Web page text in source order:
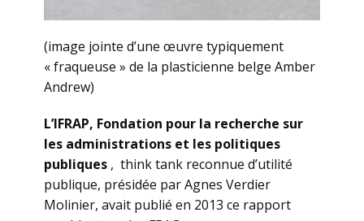
(image jointe d’une œuvre typiquement
« fraqueuse » de la plasticienne belge Amber
Andrew)
L’IFRAP, Fondation pour la recherche sur
les administrations et les politiques
publiques , think tank reconnue d’utilité
publique, présidée par Agnes Verdier
Molinier, avait publié en 2013 ce rapport